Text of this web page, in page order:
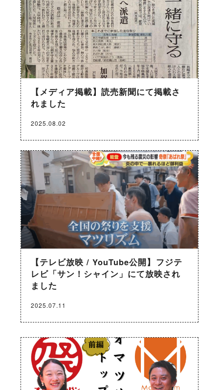
【メディア掲載】読売新聞にて掲載さ
れました
2025.08.02
【テレビ放映 / YouTube公開】フジテ
レビ「サン！シャイン」にて放映され
ました
2025.07.11